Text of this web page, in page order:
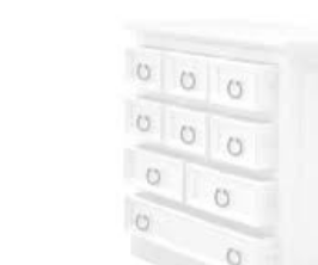
Al Via Un Mare Di Emozioni Tre